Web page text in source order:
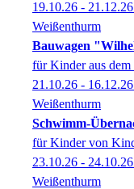
19.10.26 - 21.12.26
Weißenthurm
Bauwagen
für Kinder aus
21.10.26 - 16.12.26
Weißenthurm
Schwimm-
für Kinder von
23.10.26 - 24.10.26
Weißenthurm